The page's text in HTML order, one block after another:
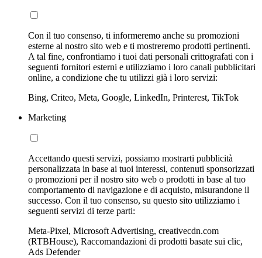
Con il tuo consenso, ti informeremo anche su promozioni
esterne al nostro sito web e ti mostreremo prodotti pertinenti.
A tal fine, confrontiamo i tuoi dati personali crittografati con i
seguenti fornitori esterni e utilizziamo i loro canali pubblicitari
online, a condizione che tu utilizzi già i loro servizi:
Bing, Criteo, Meta, Google, LinkedIn, Printerest, TikTok
Marketing
Accettando questi servizi, possiamo mostrarti pubblicità
personalizzata in base ai tuoi interessi, contenuti sponsorizzati
o promozioni per il nostro sito web o prodotti in base al tuo
comportamento di navigazione e di acquisto, misurandone il
successo. Con il tuo consenso, su questo sito utilizziamo i
seguenti servizi di terze parti:
Meta-Pixel, Microsoft Advertising, creativecdn.com
(RTBHouse), Raccomandazioni di prodotti basate sui clic,
Ads Defender